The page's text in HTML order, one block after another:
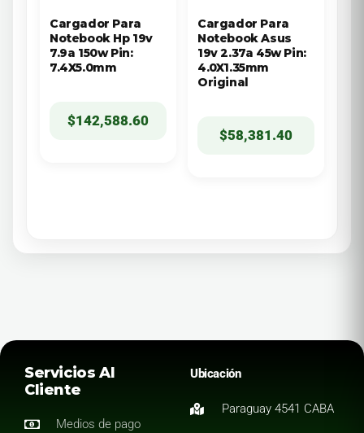
Cargador Para
Notebook Hp 19v
7.9a 150w Pin:
7.4X5.0mm
$142,588.60
Cargador Para
Notebook Asus
19v 2.37a 45w Pin:
4.0X1.35mm
Original
$58,381.40
Servicios Al
Cliente
Medios de pago
Ubicación
Paraguay 4541 CABA